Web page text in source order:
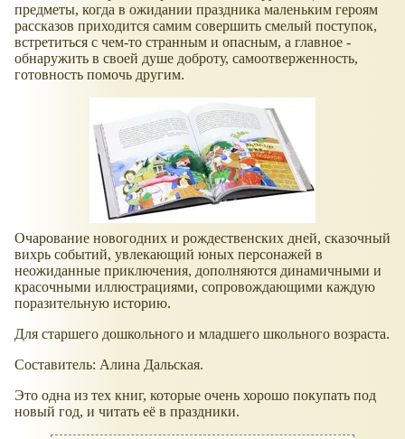
предметы, когда в ожидании праздника маленьким героям
рассказов приходится самим совершить смелый поступок,
встретиться с чем-то странным и опасным, а главное -
обнаружить в своей душе доброту, самоотверженность,
готовность помочь другим.
Очарование новогодних и рождественских дней, сказочный
вихрь событий, увлекающий юных персонажей в
неожиданные приключения, дополняются динамичными и
красочными иллюстрациями, сопровождающими каждую
поразительную историю.
Для старшего дошкольного и младшего школьного возраста.
Составитель: Алина Дальская.
Это одна из тех книг, которые очень хорошо покупать под
новый год, и читать её в праздники.